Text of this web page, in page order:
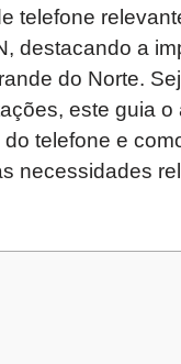
telefone
destacando a
do Norte.
este guia
telefone e
necessidades